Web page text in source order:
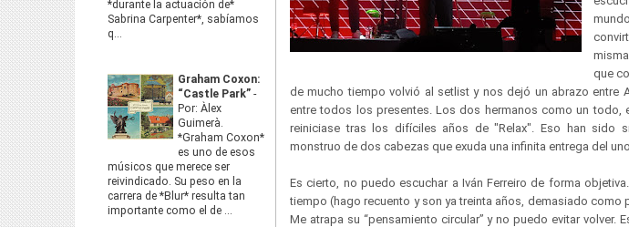
*durante la actuación de*
Sabrina Carpenter*, sabíamos
q...
Graham Coxon:
“Castle Park” -
Por: Àlex
Guimerà.
*Graham Coxon*
es uno de esos
músicos que merece ser
reivindicado. Su peso en la
carrera de *Blur* resulta tan
importante como el de ...
que
de mucho tiempo volvió al setlist y nos dejó un abrazo entre
entre todos los presentes. Los dos hermanos como un todo,
reiniciase tras los difíciles años de "Relax". Eso han sido
monstruo de dos cabezas que exuda una infinita entrega del
Es cierto, no puedo escuchar a Iván Ferreiro de forma
tiempo (hago recuento y son ya treinta años, demasiado
Me atrapa su “pensamiento circular” y no puedo evitar